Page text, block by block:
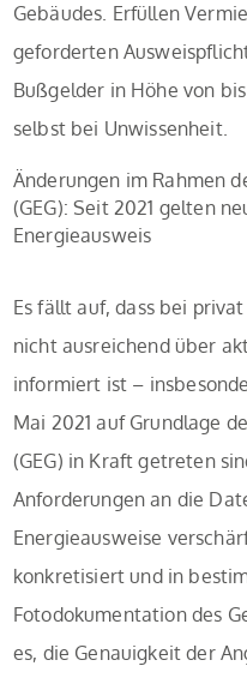
Gebäudes. Erfüllen
geforderten
Bußgelder in Höhe von
selbst bei Unwissenheit.
Änderungen im Rahmen
(GEG): Seit 2021 gelten
Energieausweis
Es fällt auf, dass bei
nicht ausreichend über
informiert ist –
Mai 2021 auf Grundlage
(GEG) in Kraft getreten
Anforderungen an die
Energieausweise
konkretisiert und in
Fotodokumentation des
es, die Genauigkeit der